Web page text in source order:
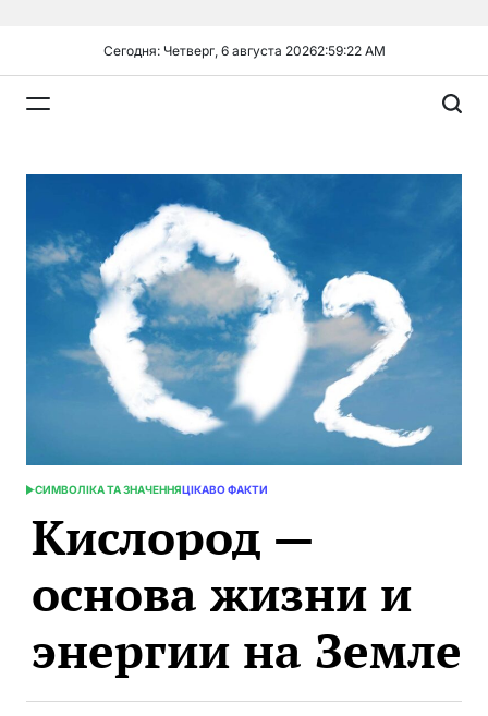
Сегодня: Четверг, 6 августа 20262:59:24 AM
ОПУБЛИКОВАНО
СИМВОЛІКА ТА ЗНАЧЕННЯЦІКАВО ФАКТИ
Кислород —
основа жизни и
энергии на Земле